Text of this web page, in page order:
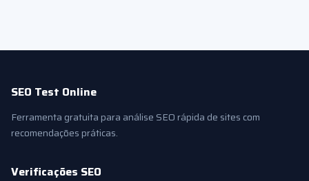
SEO Test Online
Ferramenta gratuita para análise SEO rápida de sites com
recomendações práticas.
Verificações SEO